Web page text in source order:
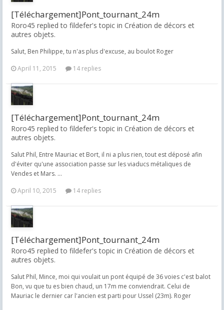
[Téléchargement]Pont_tournant_24m
Roro45 replied to fildefer's topic in Création de décors et
autres objets.
Salut, Ben Philippe, tu n'as plus d'excuse, au boulot Roger
April 11, 2015
14 replies
[Téléchargement]Pont_tournant_24m
Roro45 replied to fildefer's topic in Création de décors et
autres objets.
Salut Phil, Entre Mauriac et Bort, il ni a plus rien, tout est déposé afin
d'éviter qu'une association passe sur les viaducs métaliques de
Vendes et Mars. ...
April 10, 2015
14 replies
[Téléchargement]Pont_tournant_24m
Roro45 replied to fildefer's topic in Création de décors et
autres objets.
Salut Phil, Mince, moi qui voulait un pont équipé de 36 voies c'est balot
Bon, vu que tu es bien chaud, un 17m me conviendrait. Celui de
Mauriac le dernier car l'ancien est parti pour Ussel (23m). Roger